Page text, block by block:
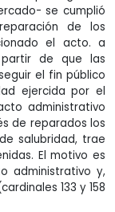
se cumplió
de los
el acto. a
de que las
el fin público
ejercida por el
administrativo
de reparados los
salubridad, trae
El motivo es
administrativo y,
133 y 158